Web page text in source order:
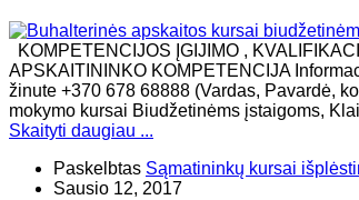
KOMPETENCIJOS ĮGIJIMO ,
APSKAITININKO KOMPETENCIJA
žinute +370 678 68888 (Vardas, Pavardė,
mokymo kursai Biudžetinėms įstaigoms,
Skaityti daugiau ...
Paskelbtas Sąmatininkų kursai
Sausio 12, 2017